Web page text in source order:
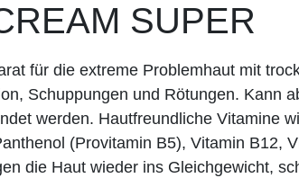
SUPER
für die extreme Problemhaut mit
Schuppungen und Rötungen. Kann
werden. Hautfreundliche Vitamine
(Provitamin B5), Vitamin B12,
die Haut wieder ins Gleichgewicht,